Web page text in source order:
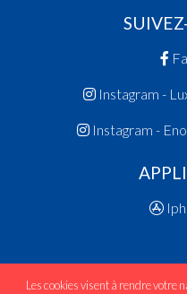
Instagram -
Instagram -
Les cookies visent à rendre votre